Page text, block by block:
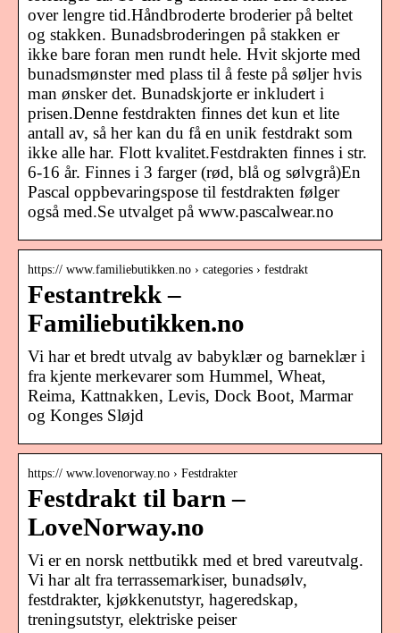
over lengre tid.Håndbroderte broderier på beltet
og stakken. Bunadsbroderingen på stakken er
ikke bare foran men rundt hele. Hvit skjorte med
bunadsmønster med plass til å feste på søljer hvis
man ønsker det. Bunadskjorte er inkludert i
prisen.Denne festdrakten finnes det kun et lite
antall av, så her kan du få en unik festdrakt som
ikke alle har. Flott kvalitet.Festdrakten finnes i str.
6-16 år. Finnes i 3 farger (rød, blå og sølvgrå)En
Pascal oppbevaringspose til festdrakten følger
også med.Se utvalget på www.pascalwear.no
https:// www.familiebutikken.no › categories › festdrakt
Festantrekk –
Familiebutikken.no
Vi har et bredt utvalg av babyklær og barneklær i
fra kjente merkevarer som Hummel, Wheat,
Reima, Kattnakken, Levis, Dock Boot, Marmar
og Konges Sløjd
https:// www.lovenorway.no › Festdrakter
Festdrakt til barn –
LoveNorway.no
Vi er en norsk nettbutikk med et bred vareutvalg.
Vi har alt fra terrassemarkiser, bunadsølv,
festdrakter, kjøkkenutstyr, hageredskap,
treningsutstyr, elektriske peiser